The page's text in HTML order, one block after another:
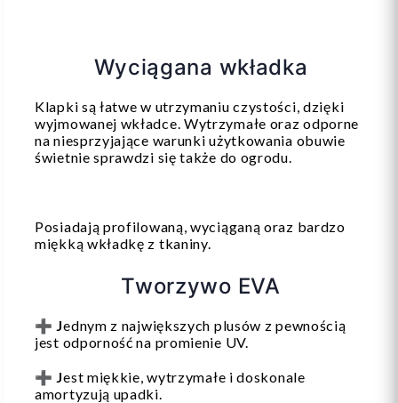
Wyciągana wkładka
Klapki są łatwe w utrzymaniu czystości, dzięki
wyjmowanej wkładce. Wytrzymałe oraz odporne
na niesprzyjające warunki użytkowania obuwie
świetnie sprawdzi się także do ogrodu.
Posiadają profilowaną, wyciąganą oraz bardzo
miękką wkładkę z tkaniny.
Tworzywo EVA
➕ Jednym z największych plusów z pewnością
jest odporność na promienie UV.
➕ Jest miękkie, wytrzymałe i doskonale
amortyzują upadki.